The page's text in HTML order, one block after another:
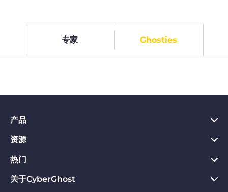
专家 Ghosties
产品
PC VPN应用
Chrome VPN应用
Mac VPN应用
资源
VPN是什么
Privacy Hub
热门
CyberGhost VPN评价
关于CyberGhost